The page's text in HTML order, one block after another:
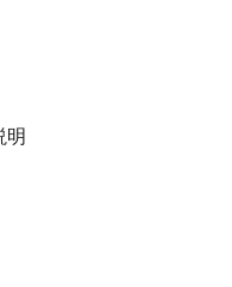
明